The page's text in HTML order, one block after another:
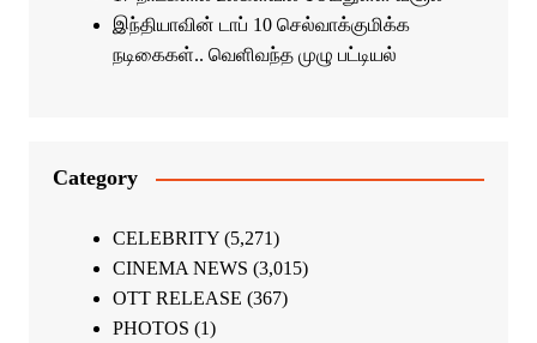
இந்தியாவின் டாப் 10 செல்வாக்குமிக்க
நடிகைகள்.. வெளிவந்த முழு பட்டியல்
Category
CELEBRITY(5,271)
CINEMA NEWS (3,015)
OTT RELEASE (367)
PHOTOS (1)